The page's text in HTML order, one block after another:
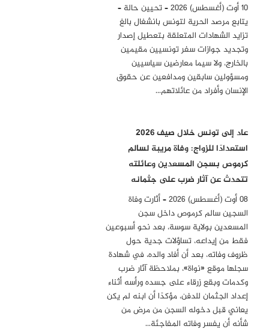
10 أوت (أغسطس) 2026 – تحيين حالة –
يتابع مرصد الحرية لتونس بانشغال بالغ
تزايد الشهادات المتعلقة بتعطيل إصدار
وتجديد جوازات سفر تونسيين مقيمين
بالخارج، ولا سيما معارضين سياسيين
ومسؤولين سابقين ومدافعين عن حقوق
الإنسان وأفراد من عائلاتهم…
عاد إلى تونس خلال صيف 2026
استعدادًا للزواج: وفاة مريبة لسالم
كرموص بسجن المسعدين وعائلته
تتحدث عن آثار ضرب على جثمانه
08 أوت (أغسطس) 2026 – أثارت وفاة
السجين سالم كرموص داخل سجن
المسعدين بولاية سوسة، بعد نحو أسبوعين
فقط من إيداعه، تساؤلات جدية حول
ظروف وفاته، بعد أن أفاد والده، في شهادة
سجلها موقع «نواة»، بملاحظة آثار ضرب
وكدمات وبقع زرقاء على جسده ورأسه أثناء
إعداد الجثمان للدفن، مؤكدًا أن ابنه لم يكن
يعاني قبل دخوله السجن من مرض من
شأنه أن يفسر وفاته المفاجئة…